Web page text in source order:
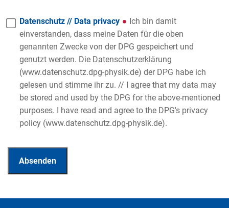
Datenschutz // Data privacy
Ich bin damit
einverstanden, dass meine Daten für die oben
genannten Zwecke von der DPG gespeichert und
genutzt werden. Die Datenschutzerklärung
(www.datenschutz.dpg-physik.de) der DPG habe ich
gelesen und stimme ihr zu. // I agree that my data may
be stored and used by the DPG for the above-mentioned
purposes. I have read and agree to the DPG's privacy
policy (www.datenschutz.dpg-physik.de).